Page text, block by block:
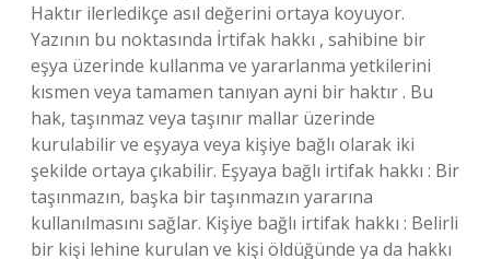
Haktır ilerledikçe asıl değerini ortaya koyuyor.
Yazının bu noktasında İrtifak hakkı , sahibine bir
eşya üzerinde kullanma ve yararlanma yetkilerini
kısmen veya tamamen tanıyan ayni bir haktır . Bu
hak, taşınmaz veya taşınır mallar üzerinde
kurulabilir ve eşyaya veya kişiye bağlı olarak iki
şekilde ortaya çıkabilir. Eşyaya bağlı irtifak hakkı : Bir
taşınmazın, başka bir taşınmazın yararına
kullanılmasını sağlar. Kişiye bağlı irtifak hakkı : Belirli
bir kişi lehine kurulan ve kişi öldüğünde ya da hakkı